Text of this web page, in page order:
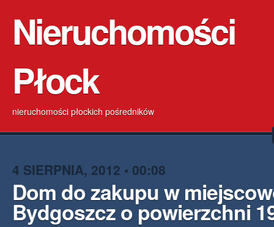
Nieruchomości
Płock
nieruchomości płockich pośredników
4 SIERPNIA, 2012 • 00:08
Dom do zakupu w
Bydgoszcz o powierzchni